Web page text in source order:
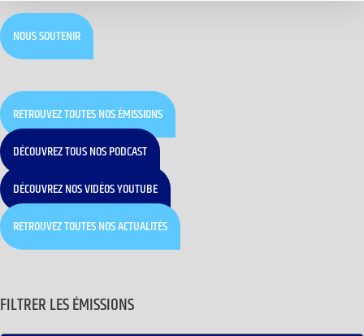
NOUS SOUTENIR
RETROUVEZ TOUTES NOS ÉMISSIONS
DÉCOUVREZ TOUS NOS PODCAST
DÉCOUVREZ NOS VIDÉOS YOUTUBE
RETROUVEZ TOUTES NOS ACTUALITÉS
FILTRER LES ÉMISSIONS